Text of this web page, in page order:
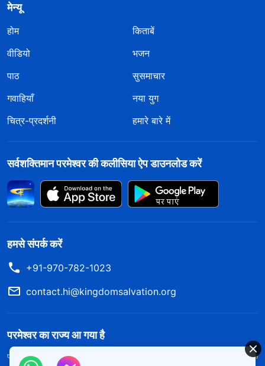
मेन्यू
होम
किताबें
वीडियो
भजन
पाठ
सुसमाचार
गवाहियाँ
नया युग
चित्र-प्रदर्शनी
हमारे बारे में
सर्वशक्तिमान परमेश्वर की कलीसिया ऐप डाउनलोड करें
हमसे संपर्क करें
+91-970-782-1023
contact.hi@kingdomsalvation.org
परमेश्वर का राज्य आ गया है
परमेश्वर का राज्य पृथ्वी पर आ गया है! क्या आप इसमें प्रवेश करना चाहते हैं?
और अधिक